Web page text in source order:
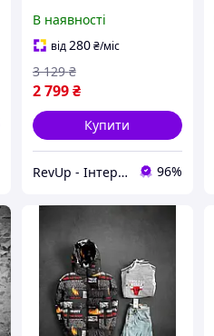
чорний бренд ТНФ
якісний з капюшоном
В наявності
від 280 ₴/міс
2 799 ₴
3 129 ₴
Купити
RevUp - Інтернет магазин стильних товарів 96%